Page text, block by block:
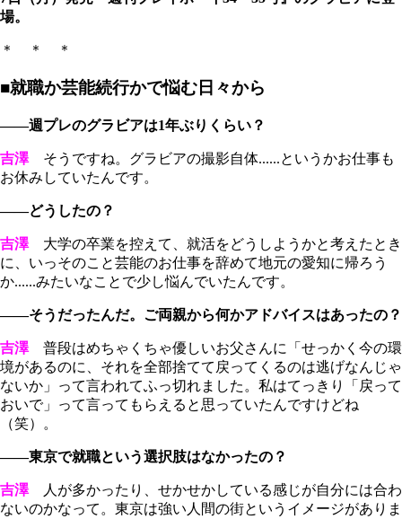
場。
＊ ＊ ＊
■就職か芸能続行かで悩む日々から
――週プレのグラビアは1年ぶりくらい？
吉澤そうですね。グラビアの撮影自体......というかお仕事も
お休みしていたんです。
――どうしたの？
吉澤大学の卒業を控えて、就活をどうしようかと考えたとき
に、いっそのこと芸能のお仕事を辞めて地元の愛知に帰ろう
か......みたいなことで少し悩んでいたんです。
――そうだったんだ。ご両親から何かアドバイスはあったの？
吉澤普段はめちゃくちゃ優しいお父さんに「せっかく今の環
境があるのに、それを全部捨てて戻ってくるのは逃げなんじゃ
ないか」って言われてふっ切れました。私はてっきり「戻って
おいで」って言ってもらえると思っていたんですけどね
（笑）。
――東京で就職という選択肢はなかったの？
吉澤人が多かったり、せかせかしている感じが自分には合わ
ないのかなって。東京は強い人間の街というイメージがありま